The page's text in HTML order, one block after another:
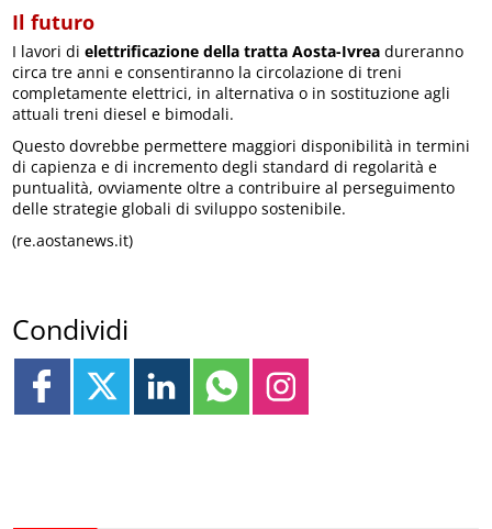
Il futuro
I lavori dielettrificazione della tratta Aosta-Ivrea dureranno
circa tre anni e consentiranno la circolazione di treni
completamente elettrici, in alternativa o in sostituzione agli
attuali treni diesel e bimodali.
Questo dovrebbe permettere maggiori disponibilità in termini
di capienza e di incremento degli standard di regolarità e
puntualità, ovviamente oltre a contribuire al perseguimento
delle strategie globali di sviluppo sostenibile.
(re.aostanews.it)
Condividi